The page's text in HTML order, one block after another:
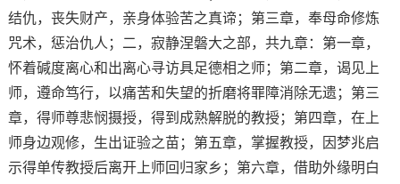
结仇，丧失财产，亲身体验苦之真谛；第三章，奉母命修炼
咒术，惩治仇人；二，寂静涅磐大之部，共九章：第一章，
怀着碱度离心和出离心寻访具足德相之师；第二章，谒见上
师，遵命笃行，以痛苦和失望的折磨将罪障消除无遗；第三
章，得师尊悲悯摄授，得到成熟解脱的教授；第四章，在上
师身边观修，生出证验之苗；第五章，掌握教授，因梦兆启
示得单传教授后离开上师回归家乡；第六章，借助外缘明白